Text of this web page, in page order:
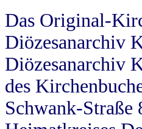
Das Original-
Diözesanarchiv
Diözesanarchiv
des
Schwank-